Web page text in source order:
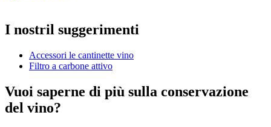
Pevino Imperial ECO 96 bottiglie, 2 zone
NOTA
Numero di prodotto567-16822EE0
Generale
Dimensioni (LxAxP cm)
I nostril suggerimenti
Accessori le cantinette vino
Filtro a carbone attivo
Vuoi saperne di più sulla conservazione
del vino?